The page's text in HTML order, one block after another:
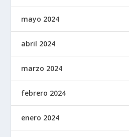
mayo 2024
abril 2024
marzo 2024
febrero 2024
enero 2024